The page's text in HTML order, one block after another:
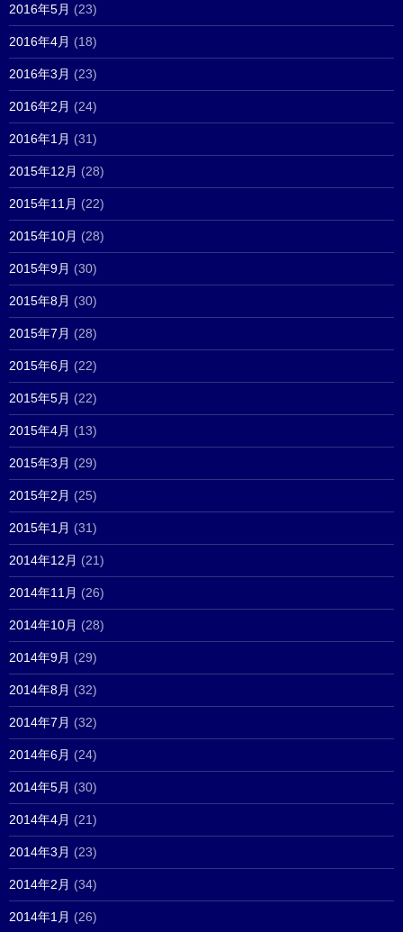
2016年5月 (23)
2016年4月 (18)
2016年3月 (23)
2016年2月 (24)
2016年1月 (31)
2015年12月 (28)
2015年11月 (22)
2015年10月 (28)
2015年9月 (30)
2015年8月 (30)
2015年7月 (28)
2015年6月 (22)
2015年5月 (22)
2015年4月 (13)
2015年3月 (29)
2015年2月 (25)
2015年1月 (31)
2014年12月 (21)
2014年11月 (26)
2014年10月 (28)
2014年9月 (29)
2014年8月 (32)
2014年7月 (32)
2014年6月 (24)
2014年5月 (30)
2014年4月 (21)
2014年3月 (23)
2014年2月 (34)
2014年1月 (26)